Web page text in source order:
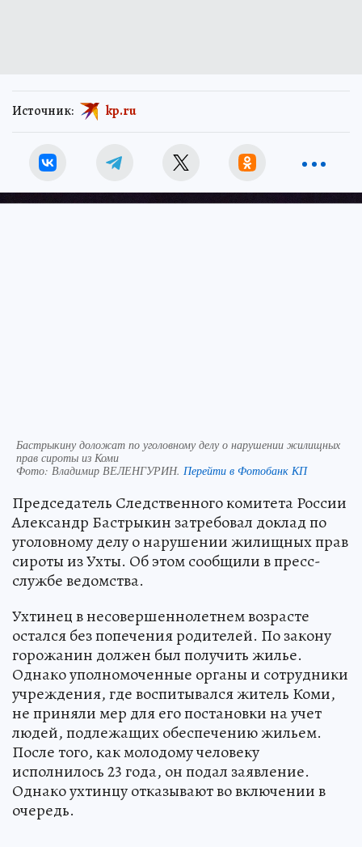
Бастрыкину доложат по уголовному делу о нарушении жилищных
Фото:Владимир ВЕЛЕНГУРИН.Перейти в Фотобанк КП
Председатель Следственного комитета России
Александр Бастрыкин затребовал доклад по
уголовному делу о нарушении жилищных прав
сироты из Ухты. Об этом сообщили в пресс-
службе ведомства.
Ухтинец в несовершеннолетнем возрасте
остался без попечения родителей. По закону
горожанин должен был получить жилье.
Однако уполномоченные органы и сотрудники
учреждения, где воспитывался житель Коми,
не приняли мер для его постановки на учет
людей, подлежащих обеспечению жильем.
После того, как молодому человеку
исполнилось 23 года, он подал заявление.
Однако ухтинцу отказывают во включении в